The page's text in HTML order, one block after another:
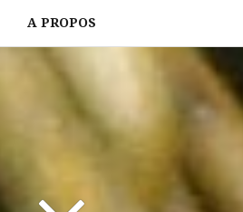
A PROPOS